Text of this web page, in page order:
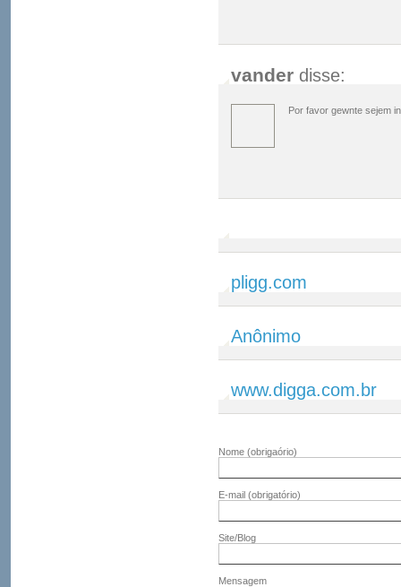
vander disse:
Por favor gewnte sejem
pligg.com
Anônimo
www.digga.com.br
Nome (obrigaório)
E-mail (obrigatório)
Site/Blog
Mensagem